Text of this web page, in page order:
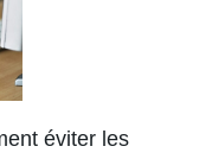
éviter les